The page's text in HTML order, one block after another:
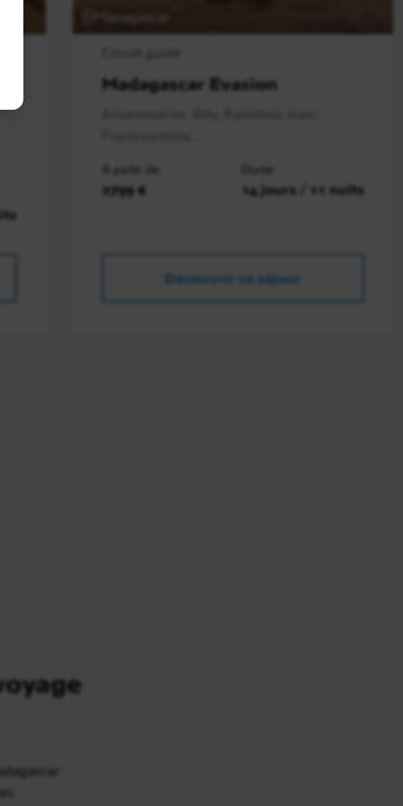
Madagascar
Madagascar Evasion
À partir de
2799 €
Durée
14 jours / 11 nuits
Découvrir ce séjour